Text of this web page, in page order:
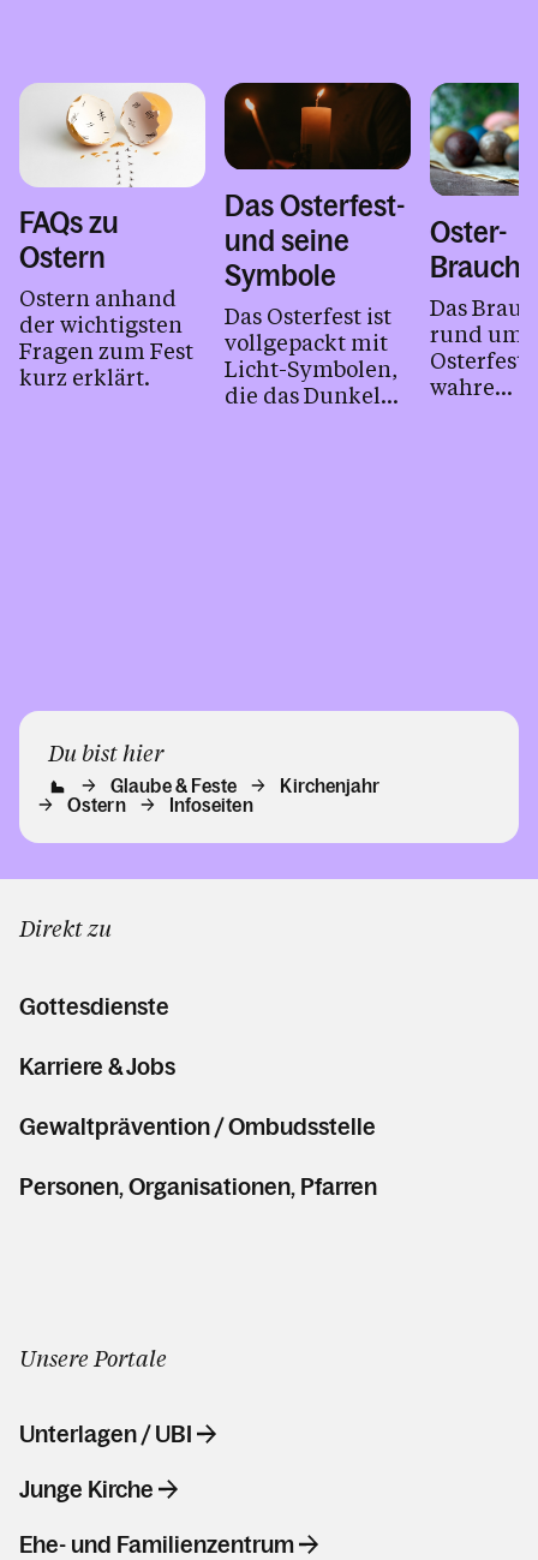
FAQs zu
Ostern
Ostern anhand
der wichtigsten
Fragen zum Fest
kurz erklärt.
Das Osterfest­­­­
und ­­­­­seine
Symbole
Das Osterfest ist
vollgepackt mit
Licht-Symbolen,
die das Dunkel
Oster-
Das
rund um
Osterfest
wahre
Du bist hier
Glaube & Feste
Kirchenjahr
Ostern
Infoseiten
Direkt zu
Gottesdienste
Karriere & Jobs
Gewaltprävention / Ombudsstelle
Personen, Organisationen, Pfarren
Unsere Portale
Unterlagen / UBI
Junge Kirche
Ehe- und Familienzentrum